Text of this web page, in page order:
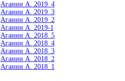
Аганин А. 2019_4
Аганин А. 2019_3
Аганин А. 2019_2
Аганин А. 2019-1
Аганин А. 2018_5
Аганин А. 2018_4
Аганин А. 2018_3
Аганин А. 2018_2
Аганин А. 2018_1